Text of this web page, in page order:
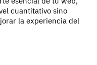
cuantitativo sino
la experiencia del